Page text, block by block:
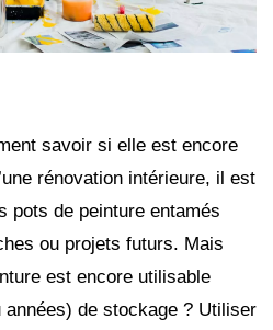
savoir si elle est encore
rénovation intérieure, il est
pots de peinture entamés
ou projets futurs. Mais
est encore utilisable
de stockage ? Utiliser